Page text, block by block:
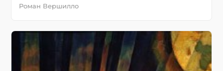
Роман Вершилло